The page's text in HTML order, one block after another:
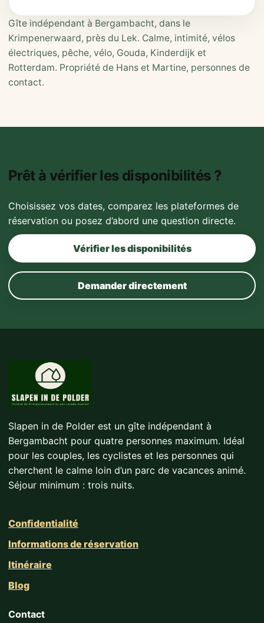
Gîte indépendant à Bergambacht, dans le
Krimpenerwaard, près du Lek. Calme, intimité, vélos
électriques, pêche, vélo, Gouda, Kinderdijk et
Rotterdam. Propriété de Hans et Martine, personnes de
contact.
Prêt à vérifier les disponibilités ?
Choisissez vos dates, comparez les plateformes de
réservation ou posez d’abord une question directe.
Vérifier les disponibilités
Demander directement
Slapen in de Polder est un gîte indépendant à
Bergambacht pour quatre personnes maximum. Idéal
pour les couples, les cyclistes et les personnes qui
cherchent le calme loin d’un parc de vacances animé.
Séjour minimum : trois nuits.
Confidentialité
Informations de réservation
Itinéraire
Blog
Contact